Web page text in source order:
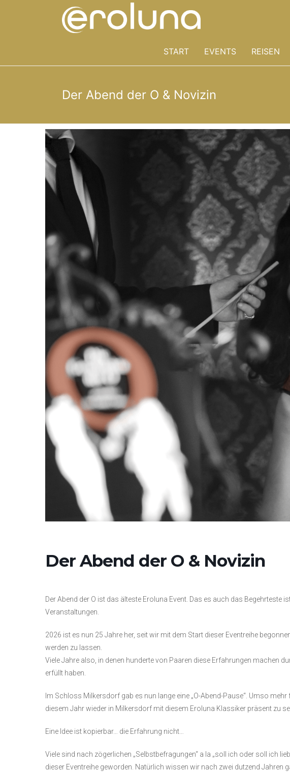
Eroluna
Erotikpartys
Events
Erotische
Partys
der
etwas
anderen
START EVENTS REISEN
Der Abend der O & Novizin
Der Abend der O & Novizin
Der Abend der O ist das älteste Eroluna Event. Das es auch das Begehrteste
Veranstaltungen.
2026 ist es nun 25 Jahre her, seit wir mit dem Start dieser Eventreihe
werden zu lassen.
Viele Jahre also, in denen hunderte von Paaren diese Erfahrungen machen
erfüllt haben.
Im Schloss Milkersdorf gab es nun lange eine „O-Abend-Pause“. Umso
diesem Jahr wieder in Milkersdorf mit diesem Eroluna Klassiker präsent zu
Eine Idee ist kopierbar… die Erfahrung nicht…
Viele sind nach zögerlichen „Selbstbefragungen“ a la „soll ich oder soll ich
dieser Eventreihe geworden. Natürlich wissen wir nach zwei dutzend Jahren